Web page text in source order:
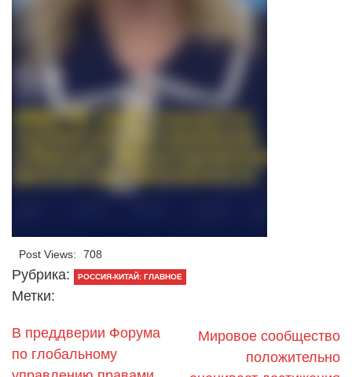
Post Views: 708
Рубрика: РОССИЯ-КИТАЙ: ГЛАВНОЕ
Метки:
В преддверии Форума
по глобальному
Мировое сообщество
положительно